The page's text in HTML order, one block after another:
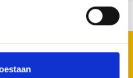
NIEUWSBRIEF